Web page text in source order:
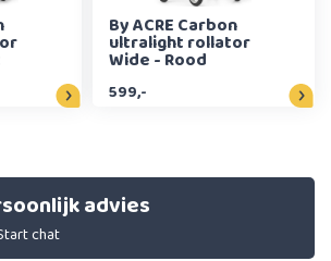
By ACRE Carbon
ultralight rollator
Wide - Rood
599,-
advies
chat